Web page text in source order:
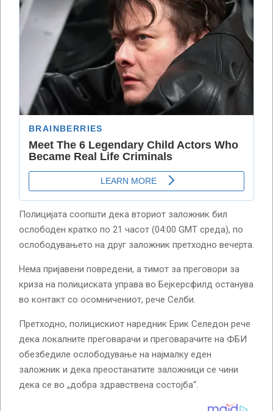
Полицијата соопшти дека вториот заложник бил
ослободен кратко по 21 часот (04:00 GMT среда), по
ослободувањето на друг заложник претходно вечерта.
Нема пријавени повредени, а тимот за преговори за
криза на полициската управа во Бејкерсфилд останува
во контакт со осомничениот, рече Селби.
Претходно, полицискиот наредник Ерик Селедон рече
дека локалните преговарачи и преговарачите на ФБИ
обезбедиле ослободување на најмалку еден
заложник и дека преостанатите заложници се чини
дека се во „добра здравствена состојба“.